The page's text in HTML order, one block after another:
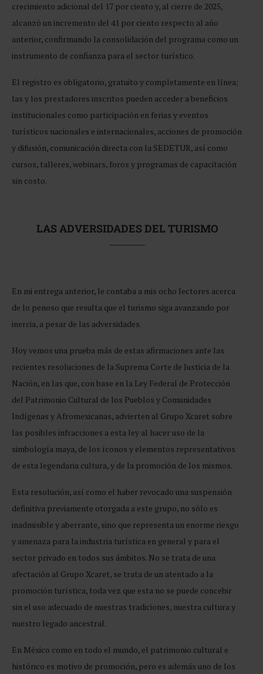
crecimiento adicional del 17 por ciento y, al cierre de 2025,
alcanzó un incremento del 41 por ciento respecto al año
anterior, confirmando la consolidación del programa como un
instrumento de confianza para el sector turístico.
El registro es obligatorio, gratuito y completamente en línea;
las y los prestadores inscritos pueden acceder a beneficios
institucionales como participación en ferias y eventos
turísticos nacionales e internacionales, acciones de promoción
y difusión, comunicación directa con la SEDETUR, así como
cursos, talleres, webinars, foros y programas de capacitación
sin costo.
LAS ADVERSIDADES DEL TURISMO
En mi entrega anterior, le contaba a mis ocho lectores acerca
de lo penoso que resulta que el turismo siga avanzando por
inercia, a pesar de las adversidades.
Hoy vemos una prueba más de estas afirmaciones ante las
recientes resoluciones de la Suprema Corte de Justicia de la
Nación, en las que, con base en la Ley Federal de Protección
del Patrimonio Cultural de los Pueblos y Comunidades
Indígenas y Afromexicanas, advierten al Grupo Xcaret sobre
las posibles infracciones a esta ley al hacer uso de la
simbología maya, de los íconos y elementos representativos
de esta legendaria cultura, y de la promoción de los mismos.
Esta resolución, así como el haber revocado una suspensión
definitiva previamente otorgada a este grupo, no sólo es
inadmisible y aberrante, sino que representa un enorme riesgo
y amenaza para la industria turística en general y para el
sector privado en todos sus ámbitos. No se trata de una
afectación al Grupo Xcaret, se trata de un atentado a la
promoción turística, toda vez que esta no se puede concebir
sin el uso adecuado de nuestras tradiciones, nuestra cultura y
nuestro legado ancestral.
En México como en todo el mundo, el patrimonio cultural e
histórico es motivo de promoción, pero es además uno de los